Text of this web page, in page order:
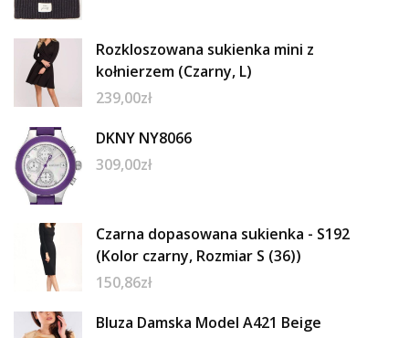
Rozkloszowana sukienka mini z
kołnierzem (Czarny, L)
239,00zł
DKNY NY8066
309,00zł
Czarna dopasowana sukienka - S192
(Kolor czarny, Rozmiar S (36))
150,86zł
Bluza Damska Model A421 Beige